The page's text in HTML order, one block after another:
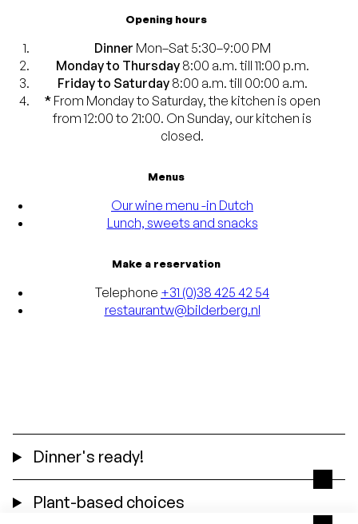
Opening hours
Dinner Mon–Sat 5:30–9:00 PM
Monday to Thursday8:00 a.m. till 11:00 p.m.
Friday to Saturday8:00 a.m. till 00:00 a.m.
*From Monday to Saturday, the kitchen is open
from 12:00 to 21:00. On Sunday, our kitchen is
closed.
Menus
Our wine menu -in Dutch
Lunch, sweets and snacks
Make a reservation
Telephone +31 (0)38 425 42 54
restaurantw@bilderberg.nl
Dinner's ready!
Plant-based choices